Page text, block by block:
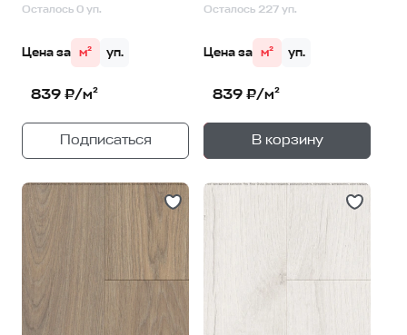
Осталось 0 уп.
Цена за м² уп.
839 ₽/м²
Подписаться
Осталось 227 уп.
Цена за м² уп.
839 ₽/м²
В корзину
— 1уп.